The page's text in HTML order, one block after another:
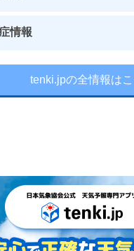
情報
tenki.jpの全情報は